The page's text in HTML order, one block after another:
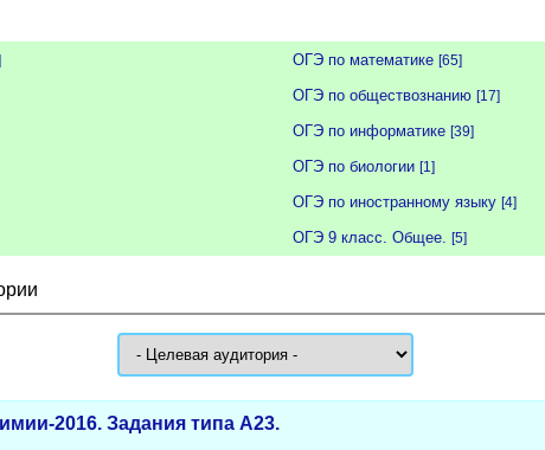
ОГЭ по математике [65]
ОГЭ по обществознанию [17]
ОГЭ по информатике [39]
ОГЭ по биологии [1]
ОГЭ по иностранному языку [4]
ОГЭ 9 класс. Общее. [5]
2016. Задания типа A23.